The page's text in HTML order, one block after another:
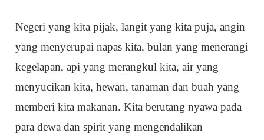
Negeri yang kita pijak, langit yang kita puja, angin
yang menyerupai napas kita, bulan yang menerangi
kegelapan, api yang merangkul kita, air yang
menyucikan kita, hewan, tanaman dan buah yang
memberi kita makanan. Kita berutang nyawa pada
para dewa dan spirit yang mengendalikan